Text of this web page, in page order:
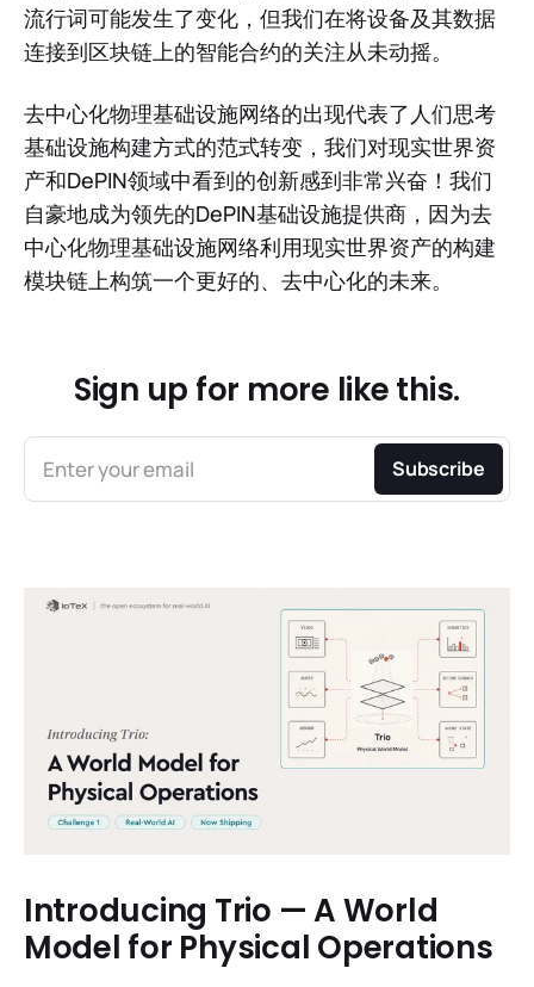
流行词可能发生了变化，但我们在将设备及其数据
连接到区块链上的智能合约的关注从未动摇。
去中心化物理基础设施网络的出现代表了人们思考
基础设施构建方式的范式转变，我们对现实世界资
产和DePIN领域中看到的创新感到非常兴奋！我们
自豪地成为领先的DePIN基础设施提供商，因为去
中心化物理基础设施网络利用现实世界资产的构建
模块链上构筑一个更好的、去中心化的未来。
Sign up for more like this.
Enter your email Subscribe
Introducing Trio — A World
Model for Physical Operations